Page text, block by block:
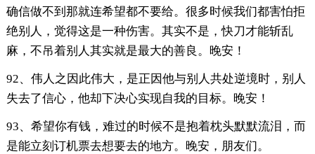
确信做不到那就连希望都不要给。很多时候我们都害怕拒
绝别人，觉得这是一种伤害。其实不是，快刀才能斩乱
麻，不吊着别人其实就是最大的善良。晚安！
92、伟人之因此伟大，是正因他与别人共处逆境时，别人
失去了信心，他却下决心实现自我的目标。晚安！
93、希望你有钱，难过的时候不是抱着枕头默默流泪，而
是能立刻订机票去想要去的地方。晚安，朋友们。